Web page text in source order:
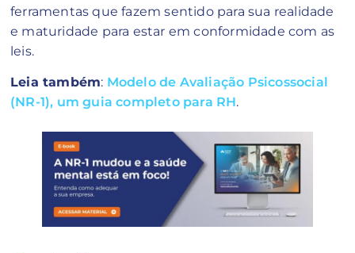
ferramentas que fazem sentido para sua realidade
e maturidade para estar em conformidade com as
leis.
Leia também: Modelo de Avaliação Psicossocial
(NR-1), um guia completo para RH.